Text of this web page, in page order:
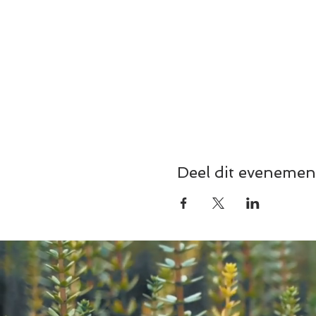
Deel dit